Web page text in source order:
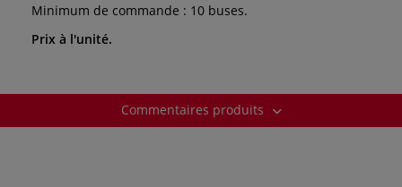
Minimum de commande : 10 buses.
Prix à l'unité.
Commentaires produits